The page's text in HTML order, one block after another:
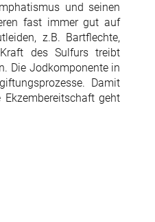
und seinen
fast immer gut auf
z.B. Bartflechte,
des Sulfurs treibt
Die Jodkomponente in
Damit
geht